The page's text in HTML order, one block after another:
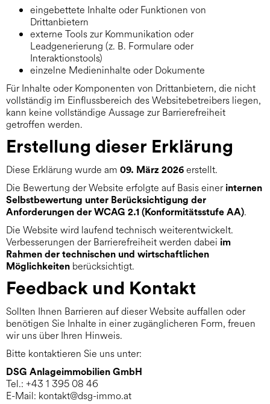
eingebettete Inhalte oder Funktionen von
Drittanbietern
externe Tools zur Kommunikation oder
Leadgenerierung (z. B. Formulare oder
Interaktionstools)
einzelne Medieninhalte oder Dokumente
Für Inhalte oder Komponenten von Drittanbietern, die nicht
vollständig im Einflussbereich des Websitebetreibers liegen,
kann keine vollständige Aussage zur Barrierefreiheit
getroffen werden.
Erstellung dieser Erklärung
Diese Erklärung wurde am 09. März 2026 erstellt.
Die Bewertung der Website erfolgte auf Basis einer internen
Selbstbewertung unter Berücksichtigung der
Anforderungen der WCAG 2.1 (Konformitätsstufe AA).
Die Website wird laufend technisch weiterentwickelt.
Verbesserungen der Barrierefreiheit werden dabei im
Rahmen der technischen und wirtschaftlichen
Möglichkeiten berücksichtigt.
Feedback und Kontakt
Sollten Ihnen Barrieren auf dieser Website auffallen oder
benötigen Sie Inhalte in einer zugänglicheren Form, freuen
wir uns über Ihren Hinweis.
Bitte kontaktieren Sie uns unter:
DSG Anlageimmobilien GmbH
Tel.: +43 1 395 08 46
E-Mail: kontakt@dsg-immo.at